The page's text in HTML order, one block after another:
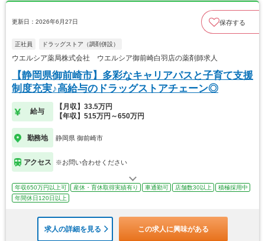
更新日：2026年6月27日 保存する
正社員 ドラッグストア（調剤併設）
ウエルシア薬局株式会社 ウエルシア御前崎白羽店の薬剤師求人
【静岡県御前崎市】多彩なキャリアパスと子育て支援
制度充実♪高給与のドラッグストアチェーン◎
給与
【月収】33.5万円
【年収】515万円～650万円
勤務地 静岡県 御前崎市
アクセス ※お問い合わせください
年収650万円以上可 産休・育休取得実績有り 車通勤可 店舗数30以上
積極採用中
年間休日120日以上
求人の詳細を見る この求人に興味がある